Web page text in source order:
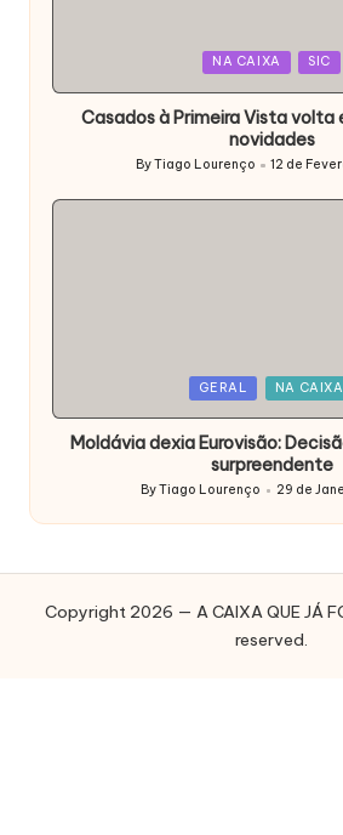
NA CAIXA SIC
Casados à Primeira Vista volta
novidades
Posted
by
ByTiago Lourenço 12 de
GERAL NA CAIXA
Moldávia dexia Eurovisão:
surpreendente
Posted
by
ByTiago Lourenço 29 de
Copyright 2026 — A CAIXA QUE JÁ
reserved.